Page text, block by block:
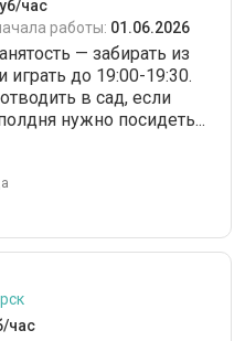
час
работы: 01.06.2026
— забирать из
играть до 19:00-19:30.
в сад, если
нужно посидеть...
час